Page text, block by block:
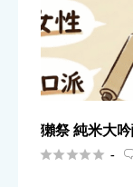
獺祭 純米大
 -